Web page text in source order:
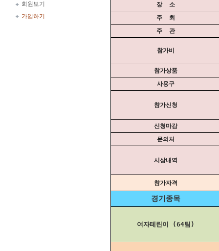
회원보기
가입하기
장 소
주 최
주 관
참가비
참가상품
사용구
참가신청
신청마감
문의처
시상내역
참가자격
경기종목
여자테린이 (64팀)